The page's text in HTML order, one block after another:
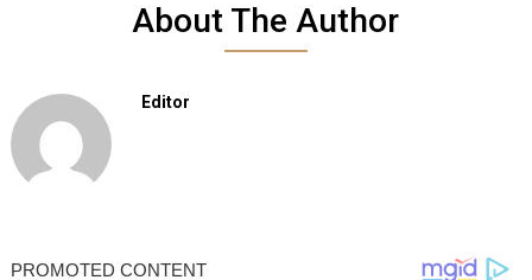
About The Author
Editor